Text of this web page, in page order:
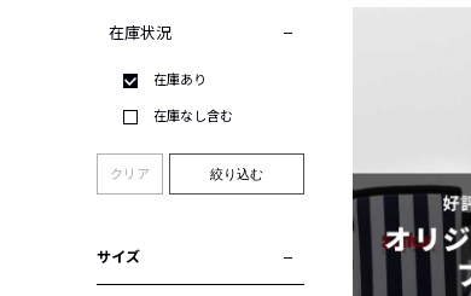
在庫状況
在庫あり
在庫なし含む
クリア 絞り込む
サイズ